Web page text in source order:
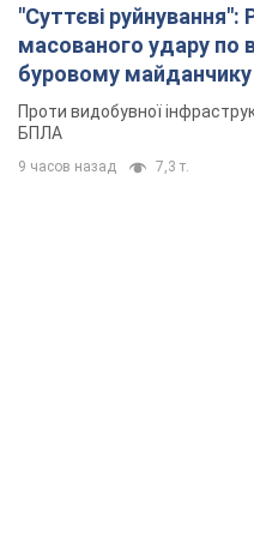
"Суттєві руйнування":
масованого удару по
буровому
Проти видобувної
БПЛА
9 часов назад 7,3 т.